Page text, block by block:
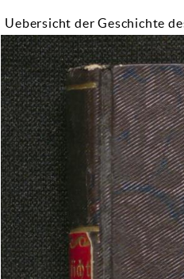
Uebersicht der Geschichte